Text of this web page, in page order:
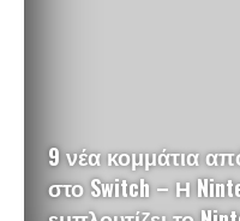
9 νέα κομμάτια
στο Switch – Η